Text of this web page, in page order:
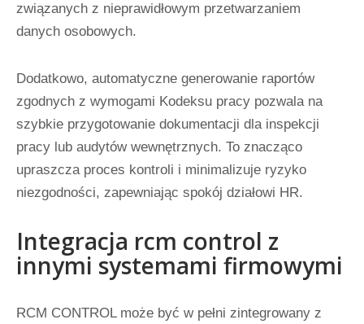
związanych z nieprawidłowym przetwarzaniem
danych osobowych.
Dodatkowo, automatyczne generowanie raportów
zgodnych z wymogami Kodeksu pracy pozwala na
szybkie przygotowanie dokumentacji dla inspekcji
pracy lub audytów wewnętrznych. To znacząco
upraszcza proces kontroli i minimalizuje ryzyko
niezgodności, zapewniając spokój działowi HR.
Integracja rcm control z
innymi systemami firmowymi
RCM CONTROL może być w pełni zintegrowany z